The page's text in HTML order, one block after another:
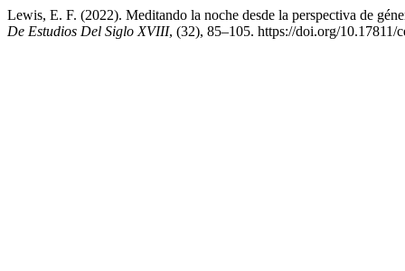
Lewis, E. F. (2022). Meditando la noche desde la perspectiva de
De Estudios Del Siglo XVIII, (32), 85–105. https://doi.org/10.17811/